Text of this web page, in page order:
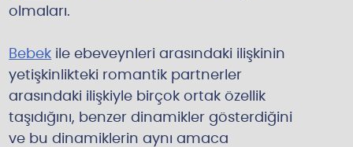
olmaları.
Bebek ile ebeveynleri arasındaki ilişkinin
yetişkinlikteki romantik partnerler
arasındaki ilişkiyle birçok ortak özellik
taşıdığını, benzer dinamikler gösterdiğini
ve bu dinamiklerin aynı amaca